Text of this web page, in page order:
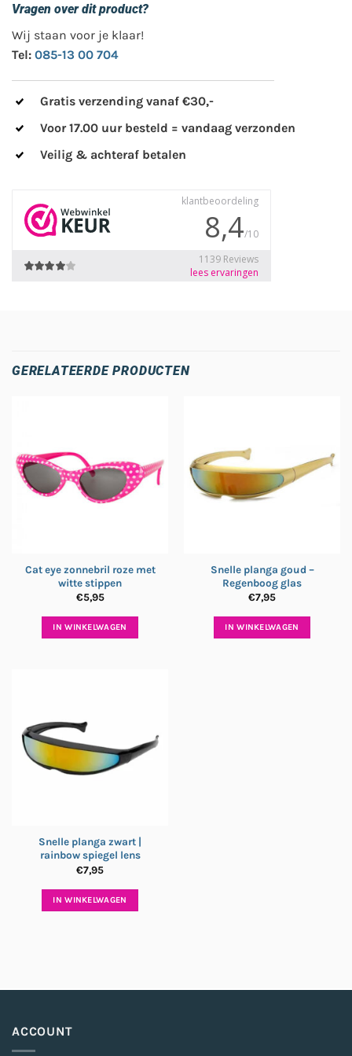
Vragen over dit product?
Wij staan voor je klaar!
Tel: 085-13 00 704
Gratis verzending vanaf €30,-
Voor 17.00 uur besteld = vandaag verzonden
Veilig & achteraf betalen
GERELATEERDE PRODUCTEN
Cat eye zonnebril roze met
witte stippen
€5,95
IN WINKELWAGEN
Snelle planga goud –
Regenboog glas
€7,95
IN WINKELWAGEN
Snelle planga zwart |
rainbow spiegel lens
€7,95
IN WINKELWAGEN
ACCOUNT